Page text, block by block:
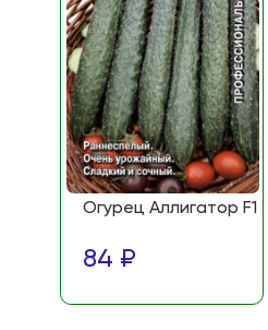
Огурец Аллигатор F1
84 ₽